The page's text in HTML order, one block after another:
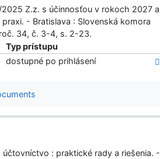
Z.z. s účinnosťou v rokoch 2027 a
- Bratislava : Slovenská komora
34, č. 3-4, s. 2-23.
Typ prístupu
dostupné po prihlásení
účtovníctvo : praktické rady a riešenia. -